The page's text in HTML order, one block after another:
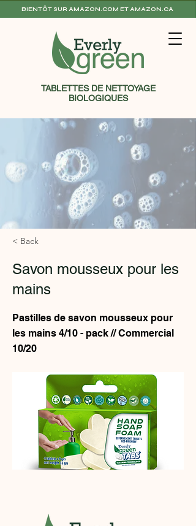
TABLETTES DE NETTOYAGE
BIOLOGIQUES
BIENTÔT SUR AMAZON.COM ET AMAZON.CA
< Back
Savon mousseux pour les
mains
Pastilles de savon mousseux pour
les mains 4/10 - pack // Commercial
10/20